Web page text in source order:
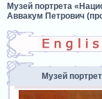
Музей портрета
Аввакум Петрович
Музей